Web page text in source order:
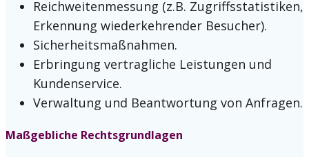
Reichweitenmessung (z.B. Zugriffsstatistiken,
Erkennung wiederkehrender Besucher).
Sicherheitsmaßnahmen.
Erbringung vertragliche Leistungen und
Kundenservice.
Verwaltung und Beantwortung von Anfragen.
Maßgebliche Rechtsgrundlagen